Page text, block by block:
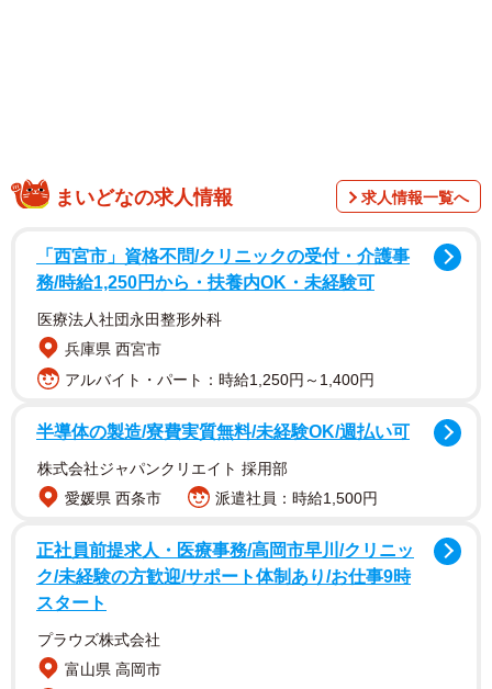
言われてみれば当たり前のことなのですが、食器を食べや
すい高さにしてあげましょう。特にお年寄りの猫ちゃんに
食道が折れ曲がり、腹部が圧迫されるので、食後にフード
を吐きやすくもなります。食器台や脚付きの食器で高くし
てあげましょう！ pic.twitter.com/uCsCfQCRN7
— 獣医にゃんとす🐾猫の情報発信中📡 (@nyantostos)June
2, 2020
確かに言われてみればその通りですが…意外な盲点！ 投稿
された、自身も猫と暮らす獣医師のにゃんとす
まいどなの求人情報 求人情報一覧へ
「西宮市」資格不問/クリニックの受付・介護事
務/時給1,250円から・扶養内OK・未経験可
医療法人社団永田整形外科
兵庫県 西宮市
アルバイト・パート：時給1,250円～1,400円
半導体の製造/寮費実質無料/未経験OK/週払い可
株式会社ジャパンクリエイト 採用部
愛媛県 西条市
派遣社員：時給1,500円
正社員前提求人・医療事務/高岡市早川/クリニッ
ク/未経験の方歓迎/サポート体制あり/お仕事9時
スタート
プラウズ株式会社
富山県 高岡市